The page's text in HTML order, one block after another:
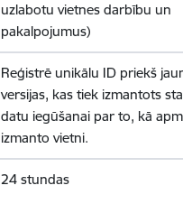
uzlabotu vietnes darbību un
pakalpojumus)
Reģistrē unikālu ID priekš
versijas, kas tiek izmantots
datu iegūšanai par to, kā
izmanto vietni.
24 stundas